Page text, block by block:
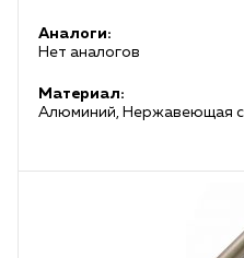
Аналоги:
Нет аналогов
Материал:
Алюминий, Нержавеющая